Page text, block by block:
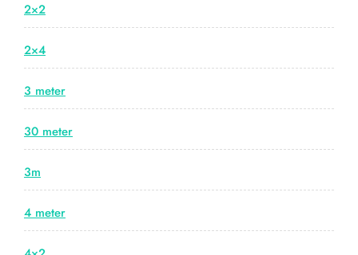
2×2
2×4
3 meter
30 meter
3m
4 meter